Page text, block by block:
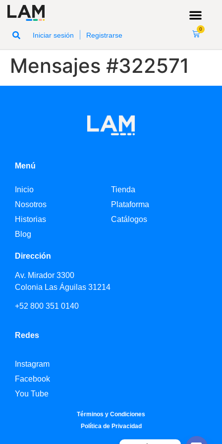
Iniciar sesión Registrarse
0
Mensajes #322571
Menú
Inicio
Nosotros
Historias
Blog
Tienda
Plataforma
Catálogos
Dirección
Av. Mirador 3300
Colonia Las Águilas 31214
+52 800 351 0140
Redes
Instagram
Facebook
You Tube
Términos y Condiciones
Política de Privacidad